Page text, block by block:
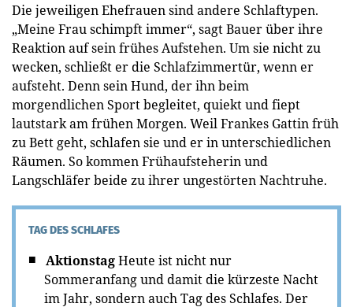
Die jeweiligen Ehefrauen sind andere Schlaftypen.
„Meine Frau schimpft immer“, sagt Bauer über ihre
Reaktion auf sein frühes Aufstehen. Um sie nicht zu
wecken, schließt er die Schlafzimmertür, wenn er
aufsteht. Denn sein Hund, der ihn beim
morgendlichen Sport begleitet, quiekt und fiept
lautstark am frühen Morgen. Weil Frankes Gattin früh
zu Bett geht, schlafen sie und er in unterschiedlichen
Räumen. So kommen Frühaufsteherin und
Langschläfer beide zu ihrer ungestörten Nachtruhe.
TAG DES SCHLAFES
AktionstagHeute ist nicht nur
Sommeranfang und damit die kürzeste Nacht
im Jahr, sondern auch Tag des Schlafes. Der